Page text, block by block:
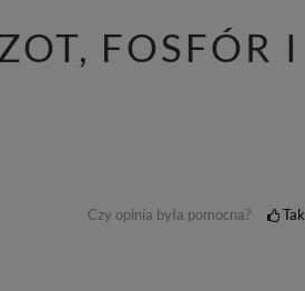
FOSFÓR I
Czy opinia była pomocna? Tak